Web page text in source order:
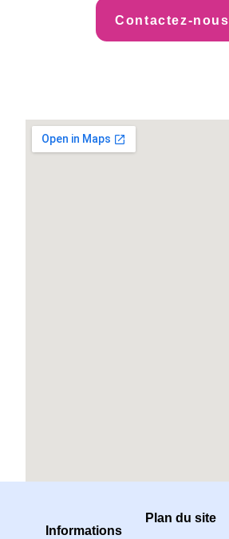
Contactez-nous
Informations
Plan du site